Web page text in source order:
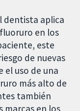
dentista aplica
en los
este
de nuevas
el uso de una
más alto de
también
marcas en los